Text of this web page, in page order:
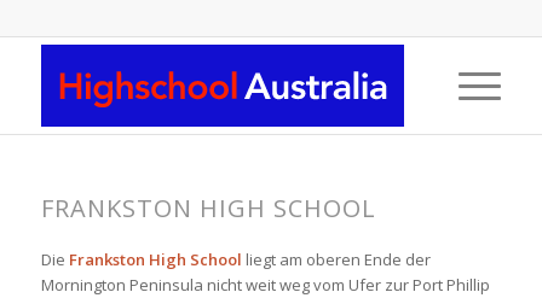
FRANKSTON HIGH SCHOOL
Die Frankston High School liegt am oberen Ende der
Mornington Peninsula nicht weit weg vom Ufer zur Port Phillip